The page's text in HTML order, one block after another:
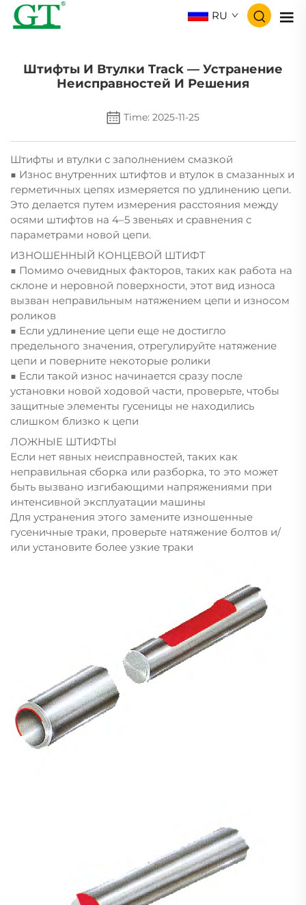
RU
Штифты И Втулки Track — Устранение
Неисправностей И Решения
Time: 2025-11-25
Штифты и втулки с заполнением смазкой
■ Износ внутренних штифтов и втулок в смазанных и
герметичных цепях измеряется по удлинению цепи.
Это делается путем измерения расстояния между
осями штифтов на 4–5 звеньях и сравнения с
параметрами новой цепи.
ИЗНОШЕННЫЙ КОНЦЕВОЙ ШТИФТ
■ Помимо очевидных факторов, таких как работа на
склоне и неровной поверхности, этот вид износа
вызван неправильным натяжением цепи и износом
роликов
■ Если удлинение цепи еще не достигло
предельного значения, отрегулируйте натяжение
цепи и поверните некоторые ролики
■ Если такой износ начинается сразу после
установки новой ходовой части, проверьте, чтобы
защитные элементы гусеницы не находились
слишком близко к цепи
ЛОЖНЫЕ ШТИФТЫ
Если нет явных неисправностей, таких как
неправильная сборка или разборка, то это может
быть вызвано изгибающими напряжениями при
интенсивной эксплуатации машины
Для устранения этого замените изношенные
гусеничные траки, проверьте натяжение болтов и/
или установите более узкие траки